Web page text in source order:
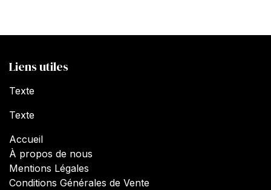
Liens utiles
Texte
Texte
Accueil
À propos de nous
Mentions Légales
Conditions Générales de Vente